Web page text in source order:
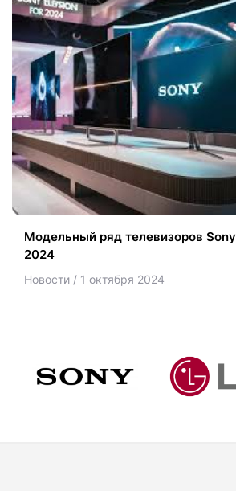
Модельный ряд телевизоров Sony
2024
Новости / 1 октября 2024